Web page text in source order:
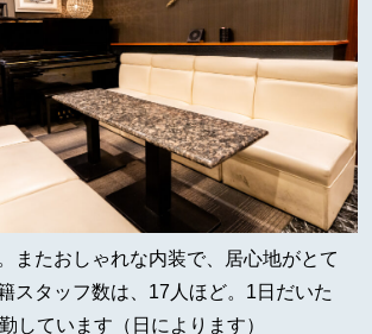
またおしゃれな内装で、居心地がとて
スタッフ数は、17人ほど。1日だいた
しています（日によります）